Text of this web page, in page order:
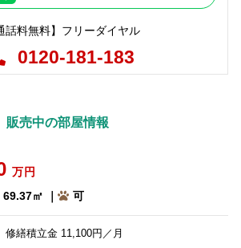
話料無料】フリーダイヤル
0120-181-183
販売中の部屋情報
万円
㎡ ｜
可
繕積立金 11,100円／月